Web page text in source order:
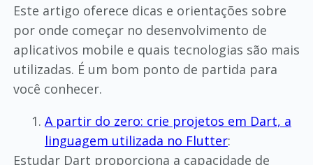
Este artigo oferece dicas e orientações sobre
por onde começar no desenvolvimento de
aplicativos mobile e quais tecnologias são mais
utilizadas. É um bom ponto de partida para
você conhecer.
A partir do zero: crie projetos em Dart, a
linguagem utilizada no Flutter:
Estudar Dart proporciona a capacidade de